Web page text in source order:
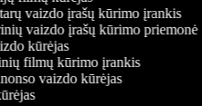
vaizdo įrašų kūrimo įrankis
vaizdo įrašų kūrimo priemonė
kūrėjas
filmų kūrimo įrankis
vaizdo kūrėjas